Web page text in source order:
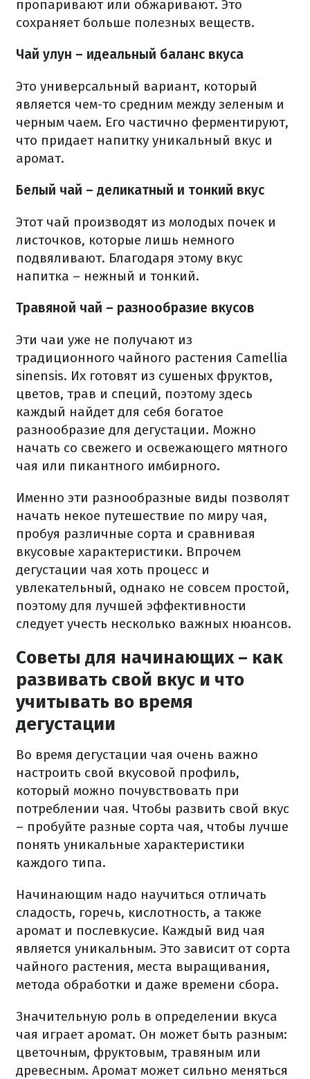
пропаривают или обжаривают. Это
сохраняет больше полезных веществ.
Чай улун – идеальный баланс вкуса
Это универсальный вариант, который
является чем-то средним между зеленым и
черным чаем. Его частично ферментируют,
что придает напитку уникальный вкус и
аромат.
Белый чай – деликатный и тонкий вкус
Этот чай производят из молодых почек и
листочков, которые лишь немного
подвяливают. Благодаря этому вкус
напитка – нежный и тонкий.
Травяной чай – разнообразие вкусов
Эти чаи уже не получают из
традиционного чайного растения Camellia
sinensis. Их готовят из сушеных фруктов,
цветов, трав и специй, поэтому здесь
каждый найдет для себя богатое
разнообразие для дегустации. Можно
начать со свежего и освежающего мятного
чая или пикантного имбирного.
Именно эти разнообразные виды позволят
начать некое путешествие по миру чая,
пробуя различные сорта и сравнивая
вкусовые характеристики. Впрочем
дегустации чая хоть процесс и
увлекательный, однако не совсем простой,
поэтому для лучшей эффективности
следует учесть несколько важных нюансов.
Советы для начинающих – как
развивать свой вкус и что
учитывать во время
дегустации
Во время дегустации чая очень важно
настроить свой вкусовой профиль,
который можно почувствовать при
потреблении чая. Чтобы развить свой вкус
– пробуйте разные сорта чая, чтобы лучше
понять уникальные характеристики
каждого типа.
Начинающим надо научиться отличать
сладость, горечь, кислотность, а также
аромат и послевкусие. Каждый вид чая
является уникальным. Это зависит от сорта
чайного растения, места выращивания,
метода обработки и даже времени сбора.
Значительную роль в определении вкуса
чая играет аромат. Он может быть разным:
цветочным, фруктовым, травяным или
древесным. Аромат может сильно меняться